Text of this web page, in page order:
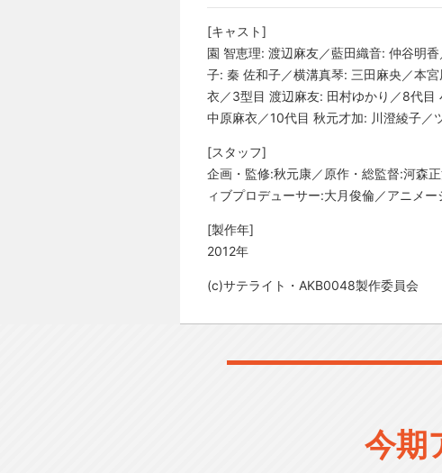
[キャスト]
園 智恵理: 渡辺麻友／藍田織音: 仲谷明
子: 秦 佐和子／横溝真琴: 三田麻央／本
衣／3型目 渡辺麻友: 田村ゆかり／8代目
中原麻衣／10代目 秋元才加: 川澄綾子／
[スタッフ]
企画・監修:秋元康／原作・総監督:河森
ィブプロデューサー:大月俊倫／アニメ
[製作年]
2012年
(c)サテライト・AKB0048製作委員会
今期